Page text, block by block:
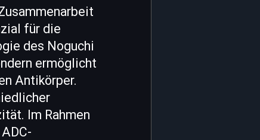
für die
des Noguchi
ermöglicht
Antikörper.
Im Rahmen